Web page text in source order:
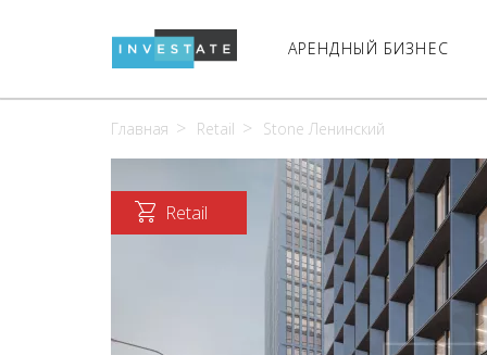
АРЕНДНЫЙ БИЗНЕС
Главная Retail Stone Ленинский
Retail